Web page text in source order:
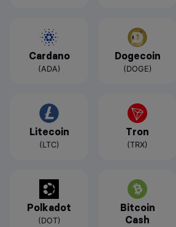
Cardano
(ADA)
Dogecoin
(DOGE)
Litecoin
(LTC)
Tron
(TRX)
Polkadot
(DOT)
Bitcoin
Cash